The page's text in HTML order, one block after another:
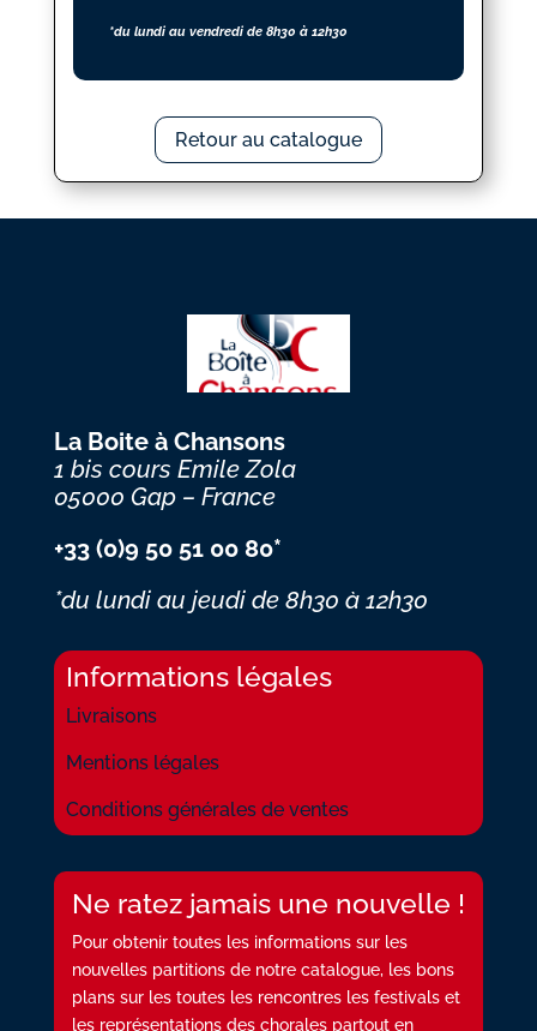
*du lundi au vendredi de 8h30 à 12h30
Retour au catalogue
La Boite à Chansons
1 bis cours Emile Zola
05000 Gap – France
+33 (0)9 50 51 00 80*
*du lundi au jeudi de 8h30 à 12h30
Informations légales
Livraisons
Mentions légales
Conditions générales de ventes
Ne ratez jamais une nouvelle !
Pour obtenir toutes les informations sur les
nouvelles partitions de notre catalogue, les bons
plans sur les toutes les rencontres les festivals et
les représentations des chorales partout en